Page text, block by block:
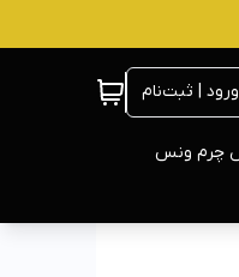
ورود | ثبت‌نام
چرم ونس